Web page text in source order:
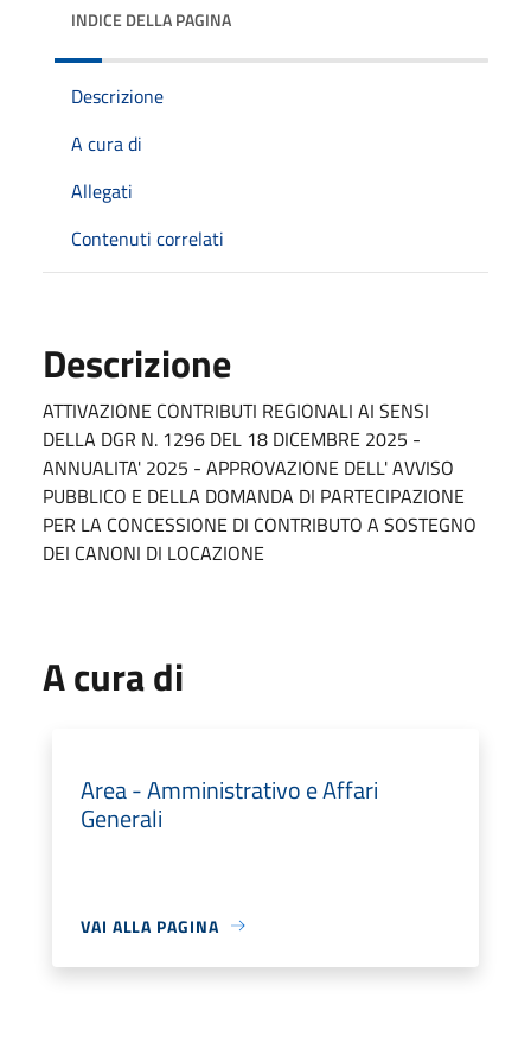
INDICE DELLA PAGINA
Descrizione
A cura di
Allegati
Contenuti correlati
Descrizione
ATTIVAZIONE CONTRIBUTI REGIONALI AI SENSI
DELLA DGR N. 1296 DEL 18 DICEMBRE 2025 -
ANNUALITA' 2025 - APPROVAZIONE DELL' AVVISO
PUBBLICO E DELLA DOMANDA DI PARTECIPAZIONE
PER LA CONCESSIONE DI CONTRIBUTO A SOSTEGNO
DEI CANONI DI LOCAZIONE
A cura di
Area - Amministrativo e Affari
Generali
VAI ALLA PAGINA